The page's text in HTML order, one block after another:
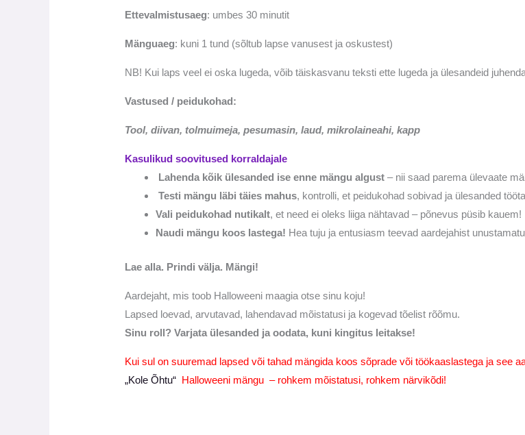
Ettevalmistusaeg: umbes 30 minutit
Mänguaeg: kuni 1 tund (sõltub lapse vanusest ja oskustest)
NB! Kui laps veel ei oska lugeda, võib täiskasvanu teksti ette lugeda ja ülesandeid
Vastused / peidukohad:
Tool, diivan, tolmuimeja, pesumasin, laud, mikrolaineahi, kapp
Kasulikud soovitused korraldajale
Lahenda kõik ülesanded ise enne mängu algust – nii saad parema ülevaate
Testi mängu läbi täies mahus, kontrolli, et peidukohad sobivad ja ülesanded
Vali peidukohad nutikalt, et need ei oleks liiga nähtavad – põnevus püsib kauem!
Naudi mängu koos lastega! Hea tuju ja entusiasm teevad aardejahist
Lae alla. Prindi välja. Mängi!
Aardejaht, mis toob Halloweeni maagia otse sinu koju!
Lapsed loevad, arvutavad, lahendavad mõistatusi ja kogevad tõelist rõõmu.
Sinu roll? Varjata ülesanded ja oodata, kuni kingitus leitakse!
Kui sul on suuremad lapsed või tahad mängida koos sõprade või töökaaslastega ja see
„Kole Õhtu“ Halloweeni mängu – rohkem mõistatusi, rohkem närvikõdi!